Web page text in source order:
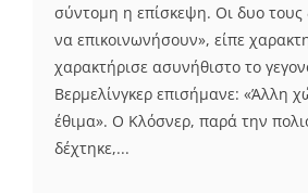
σύντομη η επίσκεψη. Οι δυο
να επικοινωνήσουν», είπε
χαρακτήρισε ασυνήθιστο το
Βερμελίνγκερ επισήμανε: «Άλλη
έθιμα». Ο Κλόσνερ, παρά την
δέχτηκε,...